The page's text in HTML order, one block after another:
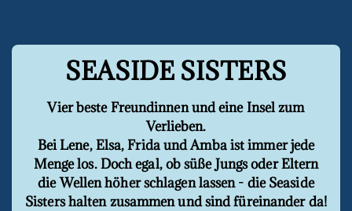
SEASIDE SISTERS
Vier beste Freundinnen und eine Insel zum
Verlieben.
Bei Lene, Elsa, Frida und Amba ist immer jede
Menge los. Doch egal, ob süße Jungs oder Eltern
die Wellen höher schlagen lassen - die Seaside
Sisters halten zusammen und sind füreinander da!